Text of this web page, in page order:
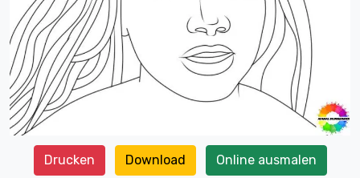
Drucken Download Online ausmalen